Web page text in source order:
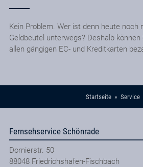
Kein Problem. Wer ist denn heute noch
Geldbeutel unterwegs? Deshalb
allen gängigen EC- und Kreditkarten
Startseite Service
Fernsehservice Schönrade
Dornierstr. 50
88048 Friedrichshafen-Fischbach